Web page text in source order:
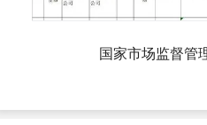
国家市场监督管